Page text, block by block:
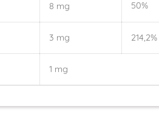
8 mg 50%
3 mg 214,2%
1 mg